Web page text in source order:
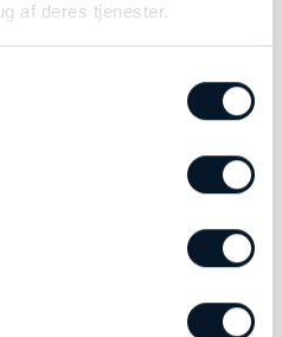
af deres tjenester.
Jaguar Special Edition –
7.498,00